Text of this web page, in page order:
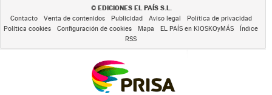
© EDICIONES EL PAÍS S.L.
Contacto Venta de contenidos Publicidad Aviso legal
Política de privacidad
Política cookies
Configuración de cookies Mapa EL PAÍS en KIOSKOyMÁS
Índice
RSS